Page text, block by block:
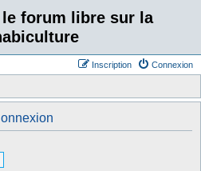
le forum libre sur la
Connexion
Inscription